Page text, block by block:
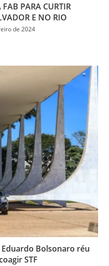
PARA CURTIR
E NO RIO
de 2024
Bolsonaro réu
STF